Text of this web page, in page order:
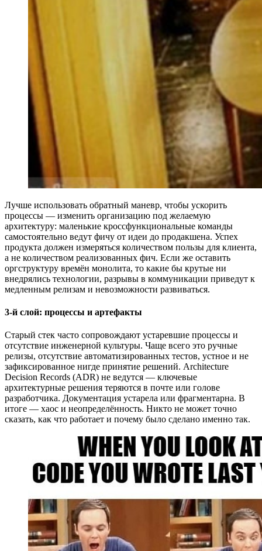
Лучше использовать обратный маневр, чтобы ускорить
процессы — изменить организацию под желаемую
архитектуру: маленькие кроссфункциональные команды
самостоятельно ведут фичу от идеи до продакшена. Успех
продукта должен измеряться количеством пользы для клиента,
а не количеством реализованных фич. Если же оставить
оргструктуру времён монолита, то какие бы крутые ни
внедрялись технологии, разрывы в коммуникации приведут к
медленным релизам и невозможности развиваться.
3-й слой: процессы и артефакты
Старый стек часто сопровождают устаревшие процессы и
отсутствие инженерной культуры. Чаще всего это ручные
релизы, отсутствие автоматизированных тестов, устное и не
зафиксированное нигде принятие решений. Architecture
Decision Records (ADR) не ведутся — ключевые
архитектурные решения теряются в почте или голове
разработчика. Документация устарела или фрагментарна. В
итоге — хаос и неопределённость. Никто не может точно
сказать, как что работает и почему было сделано именно так.